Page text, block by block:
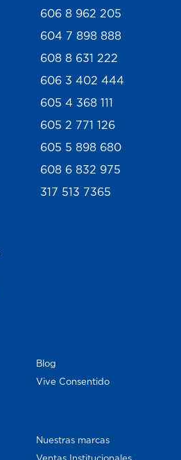
606 8 962 205
604 7 898 888
608 8 631 222
606 3 402 444
605 4 368 111
605 2 771 126
605 5 898 680
608 6 832 975
317 513 7365
Blog
Vive Consentido
Nuestras marcas